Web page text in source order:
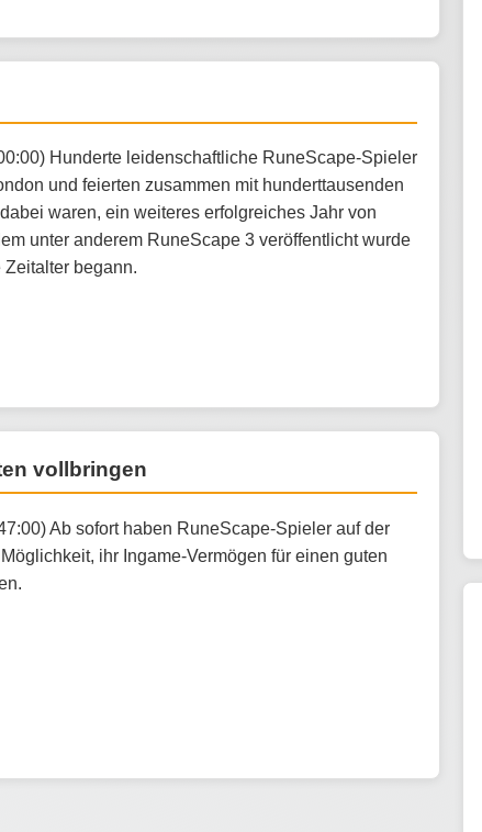
Hunderte leidenschaftliche RuneScape-Spieler
und feierten zusammen mit hunderttausenden
waren, ein weiteres erfolgreiches Jahr von
unter anderem RuneScape 3 veröffentlicht wurde
begann.
vollbringen
Ab sofort haben RuneScape-Spieler auf der
ihr Ingame-Vermögen für einen guten